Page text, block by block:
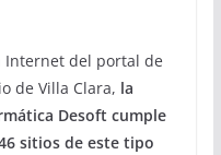
Internet del portal de
de Villa Clara, la
Desoft cumple
sitios de este tipo